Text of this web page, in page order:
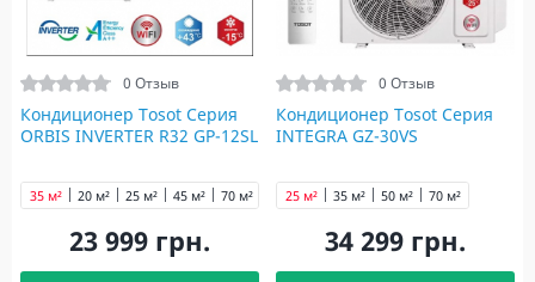
0 Отзыв
Кондиционер Tosot Серия
ORBIS INVERTER R32 GP-12SL
20 м² 25 м²
35 м² 45 м² 70 м²
23 999 грн.
0 Отзыв
Кондиционер Tosot Серия
INTEGRA GZ-30VS
25 м² 35 м² 50 м² 70 м²
34 299 грн.